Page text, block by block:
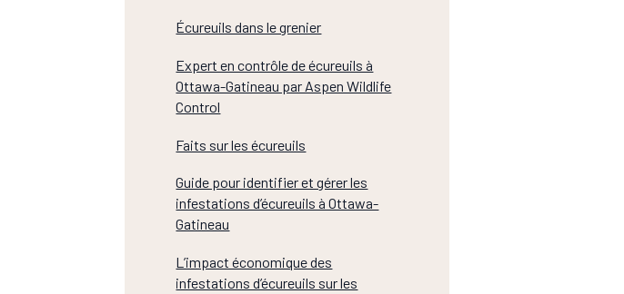
Écureuils dans le grenier
Expert en contrôle de écureuils à
Ottawa-Gatineau par Aspen Wildlife
Control
Faits sur les écureuils
Guide pour identifier et gérer les
infestations d’écureuils à Ottawa-
Gatineau
L’impact économique des
infestations d’écureuils sur les